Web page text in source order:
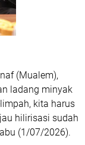
(Mualem),
ladang minyak
kita harus
hilirisasi sudah
(1/07/2026).